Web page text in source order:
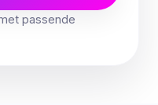
passende